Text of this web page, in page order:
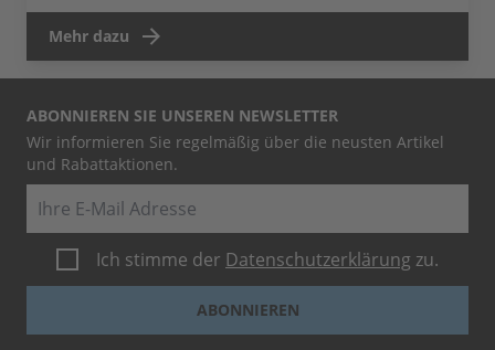
Mehr dazu
ABONNIEREN SIE UNSEREN NEWSLETTER
Wir informieren Sie regelmäßig über die neusten Artikel
und Rabattaktionen.
Ich stimme der Datenschutzerklärung zu.
ABONNIEREN